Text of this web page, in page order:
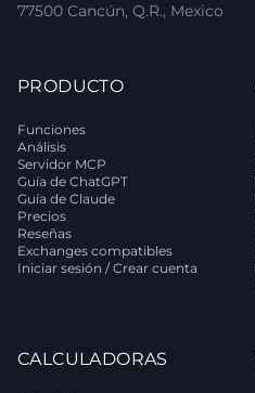
77500 Cancún, Q.R., Mexico
PRODUCTO
Funciones
Análisis
Servidor MCP
Guía de ChatGPT
Guía de Claude
Precios
Reseñas
Exchanges compatibles
Iniciar sesión / Crear cuenta
CALCULADORAS